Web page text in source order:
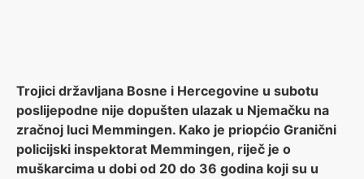
Trojici državljana Bosne i Hercegovine u subotu
poslijepodne nije dopušten ulazak u Njemačku na
zračnoj luci Memmingen. Kako je priopćio Granični
policijski inspektorat Memmingen, riječ je o
muškarcima u dobi od 20 do 36 godina koji su u